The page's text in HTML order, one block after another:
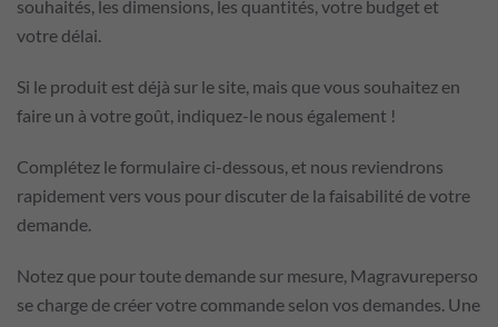
souhaités, les dimensions, les quantités, votre budget et
votre délai.
Si le produit est déjà sur le site, mais que vous souhaitez en
faire un à votre goût, indiquez-le nous également !
Complétez le formulaire ci-dessous, et nous reviendrons
rapidement vers vous pour discuter de la faisabilité de votre
demande.
Notez que pour toute demande sur mesure, Magravureperso
se charge de créer votre commande selon vos demandes. Une